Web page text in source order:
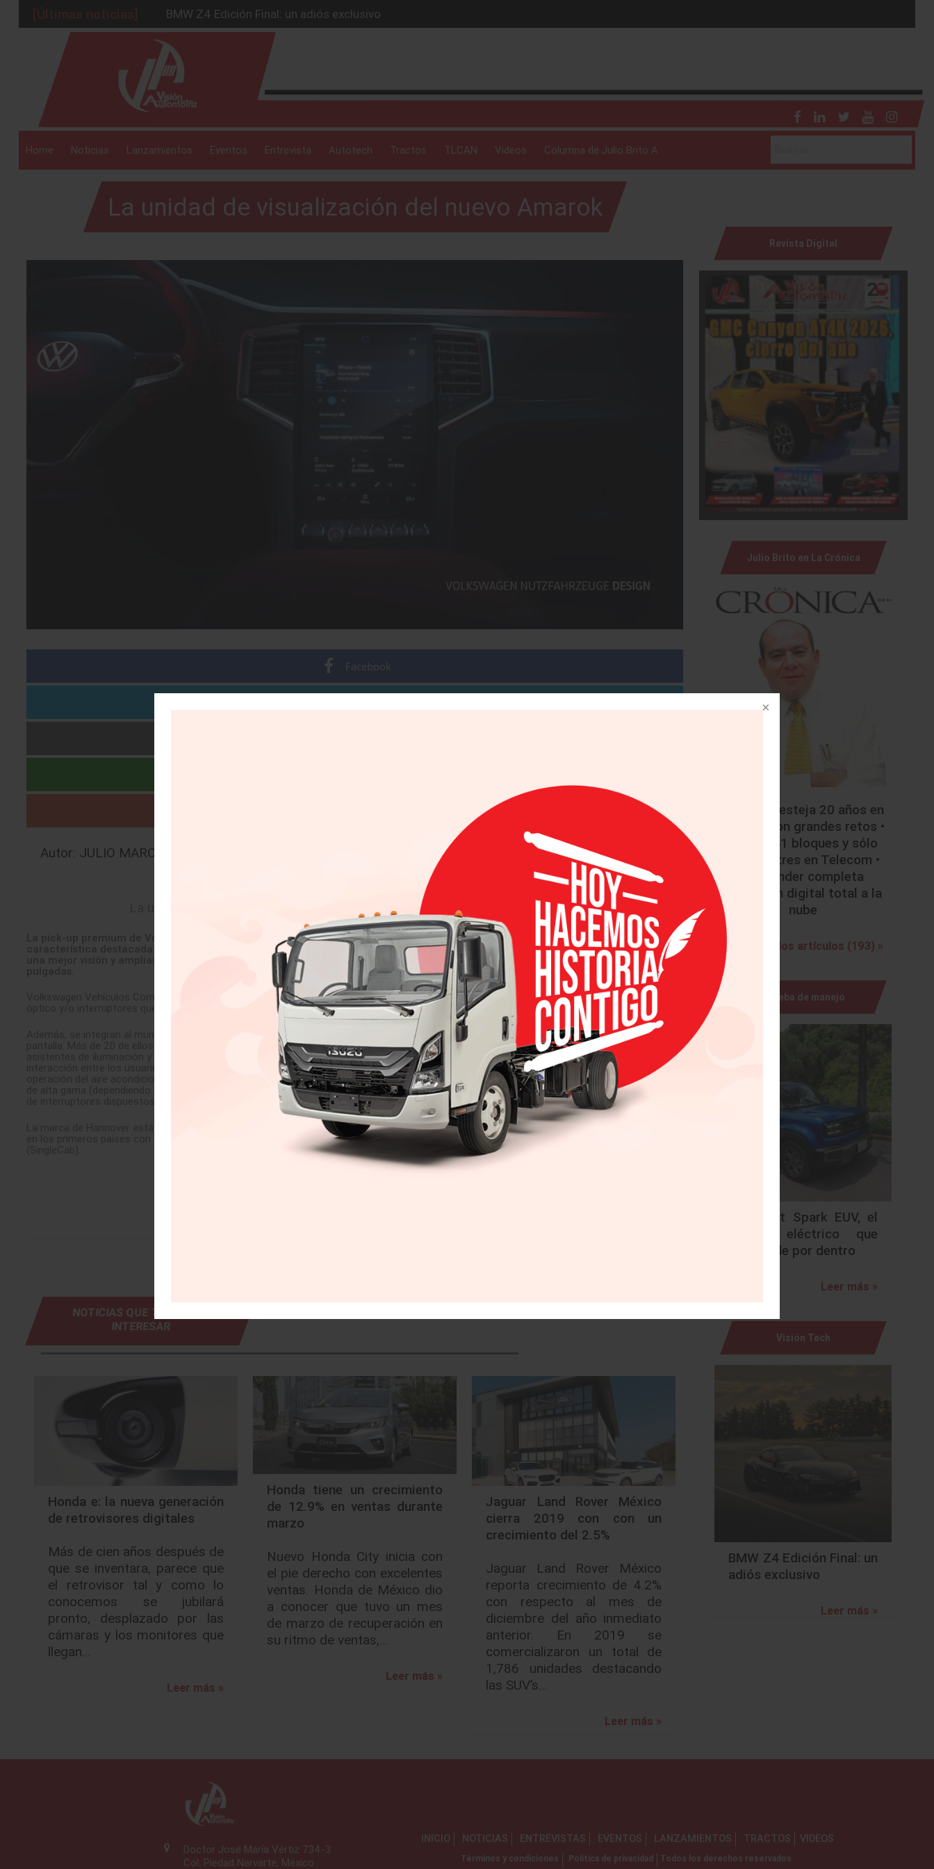
[Últimas noticias]
BMW Z4 Edición Final: un adiós exclusivo
Ford Edge Híbrida: la SUV que evoluciona
Ventas se estabilizan: INEGI
Será 2026, año de evolución profunda: Peñafiel
Chirey lanzará su primera pick-up en 2026
Home Noticias Lanzamientos Eventos Entrevista Autotech Tractos TLCAN Videos Columna de Julio Brito A.
La unidad de visualización del nuevo Amarok
Facebook
Autor: JULIO MARCELO BRITO ALVISO |
La unidad de control central en la pick-up premium se está volviendo vertical.
La pick-up premium de Volkswagen Vehículos Comerciales pronto estará celebrando su estreno. Y su interior presenta una
característica destacada más. La unidad de visualización del nuevo Amarok está alineada verticalmente hacia el futuro y ofrece
una mejor visión y amplias opciones de control. Un breve video clip muestra la pantalla, la cual tiene un diámetro de hasta 12
Volkswagen Vehículos Comerciales está utilizando una combinación de funciones digitales y botones configurados de modo ergonómico y
óptico y/o interruptores que se pulsan o giran en el Amarok y cuyo uso es bastante intuitivo.
Además, se integran al mundo de la pick-up Amarok más de 30 sistemas de asistencia al conductor, que se pueden configurar a través de la
pantalla. Más de 20 de ellos se encuentran en la gama Amarok por primera vez. Estos incluyen asistentes para mantenerse y cambiar de carril,
asistentes de iluminación y velocidad, y también reconocimiento de la vista del área circundante y señales de tráfico. El alcance de la
interacción entre los usuarios del vehículo y la pick-up, por ejemplo, a través de servicios móviles en línea como ‘We Connect Navigation’ y la
operación del aire acondicionado, el infoentretenimiento, la navegación, los asistentes de estacionamiento y el exclusivo sistema de sonido
de alta gama (dependiendo de la especificación), se pueden gestionar fácilmente a través del panel de control central. También hay una hilera
de interruptores dispuestos debajo de la pantalla. Brindan un acceso rápido y directo a algunas de las numerosas funciones.
La marca de Hannover está desarrollando aún más estas fortalezas con la nueva generación. El nuevo Amarok se lanzará a finales de 2022
en los primeros países con doble cabina y cuatro puertas (DoubleCab), y en algunos mercados con una cabina simple de dos puertas
NOTICIAS QUE TE PUEDEN
INTERESAR
Honda e: la nueva generación
de retrovisores digitales
Más de cien años después de
que se inventara, parece que
el retrovisor tal y como lo
conocemos se jubilará
pronto, desplazado por las
cámaras y los monitores que
llegan…
Leer más »
Honda tiene un crecimiento
de 12.9% en ventas durante
marzo
Nuevo Honda City inicia con
el pie derecho con excelentes
ventas. Honda de México dio
a conocer que tuvo un mes
de marzo de recuperación en
su ritmo de ventas,…
Leer más »
Jaguar Land Rover México
cierra 2019 con con un
crecimiento del 2.5%
Jaguar Land Rover México
reporta crecimiento de 4.2%
con respecto al mes de
diciembre del año inmediato
anterior. En 2019 se
comercializaron un total de
1,786 unidades destacando
las SUV’s…
Leer más »
Revista Digital
Julio Brito en La Crónica
• Mazda festeja 20 años en
México con grandes retos •
Licitan 41 bloques y sólo
colocan tres en Telecom •
Santander completa
migración digital total a la
nube
Ver todos los artículos (193) »
Prueba de manejo
Chevrolet Spark EUV, el
urbano eléctrico que
sorprende por dentro
Leer más »
Visión Tech
BMW Z4 Edición Final: un
adiós exclusivo
Leer más »
Doctor José María Vértiz 734-3
Col. Piedad Narvarte, México
INICIO NOTICIAS ENTREVISTAS EVENTOS LANZAMIENTOS TRACTOS VIDEOS
Términos y condiciones Política de privacidad Todos los derechos reservados